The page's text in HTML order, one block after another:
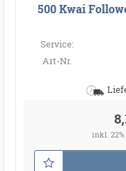
500 Kwai
Service:
Art-Nr.
inkl. 22%